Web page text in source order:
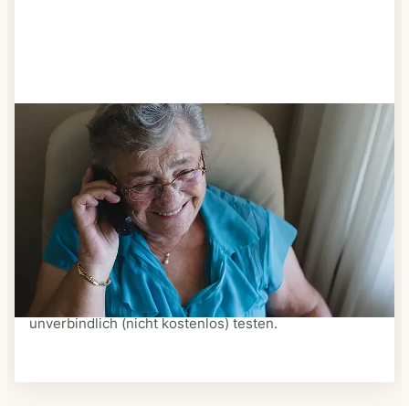
Schritt 3
Bestellen & liefern lassen
Suchen Sie sich aus dem Speiseplan Ihres Anbieters
aus, was Ihnen schmeckt. Bestellen Sie telefonisch,
schriftlich oder im Online-Shop Ihres Anbieters.
Ein Kurier liefert Ihnen das bestellte Essen zum
vereinbarten Zeitpunkt nach Hause. Bei vielen
Anbietern können Sie Essen auf Rädern auch
unverbindlich (nicht kostenlos) testen.